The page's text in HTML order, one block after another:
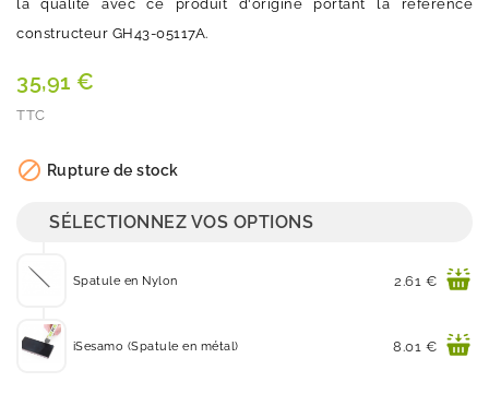
la qualité avec ce produit d'origine portant la référence
constructeur GH43-05117A.
35,91 €
TTC
 Rupture de stock
SÉLECTIONNEZ VOS OPTIONS
Spatule en Nylon Prix
2.61 €
iSesamo (Spatule en métal) Prix
8.01 €